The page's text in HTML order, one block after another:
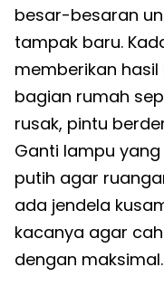
besar-besaran
tampak baru.
memberikan
bagian rumah
rusak, pintu
Ganti lampu yang
putih agar
ada jendela
kacanya agar
dengan maksimal.